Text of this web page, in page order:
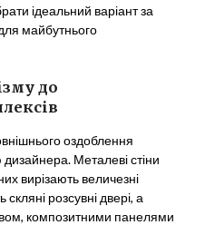
ідеальний варіант за
майбутнього
до
оздоблення
Металеві стіни
вирізають величезні
розсувні двері, а
композитними панелями